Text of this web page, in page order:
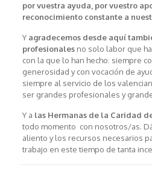
por vuestra ayuda, por vuestro
reconocimiento constante a
Y agradecemos desde aquí
profesionales no solo labor que
con la que lo han hecho: siempre
generosidad y con vocación de
siempre al servicio de los
ser grandes profesionales y
Y a las Hermanas de la Caridad
todo momento con nosotros/as.
aliento y los recursos necesarios
trabajo en este tiempo de tanta